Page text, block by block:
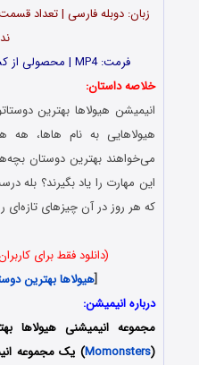
فرمت: MP4 | محصولی از کشور اسپانیا | امتیاز: 7.8 از 10
خلاصه داستان:
انیمیشن هیولاها بهترین
هیولاهایی به نام هاها،
می‌خواهند بهترین دوستان
این مهارت را یاد بگیرند؟ بله
که هر روز در آن چیزهای تازه‌ای
(دانلود فقط برای
[هیولاها بهترین
درباره انیمیشن:
مجموعه انیمیشنی هیولاها
(
Momonsters) یک مجموعه